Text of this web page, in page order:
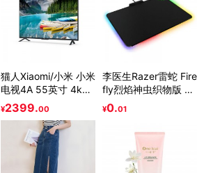
猫人Xiaomi/小米 小米
电视4A 55英寸 4k超
高清智能网络电视机
50 60
¥2399.00
李医生Razer雷蛇 Fire
fly烈焰神虫织物版 Ch
roma幻彩硬质游戏鼠
标垫
¥0.01